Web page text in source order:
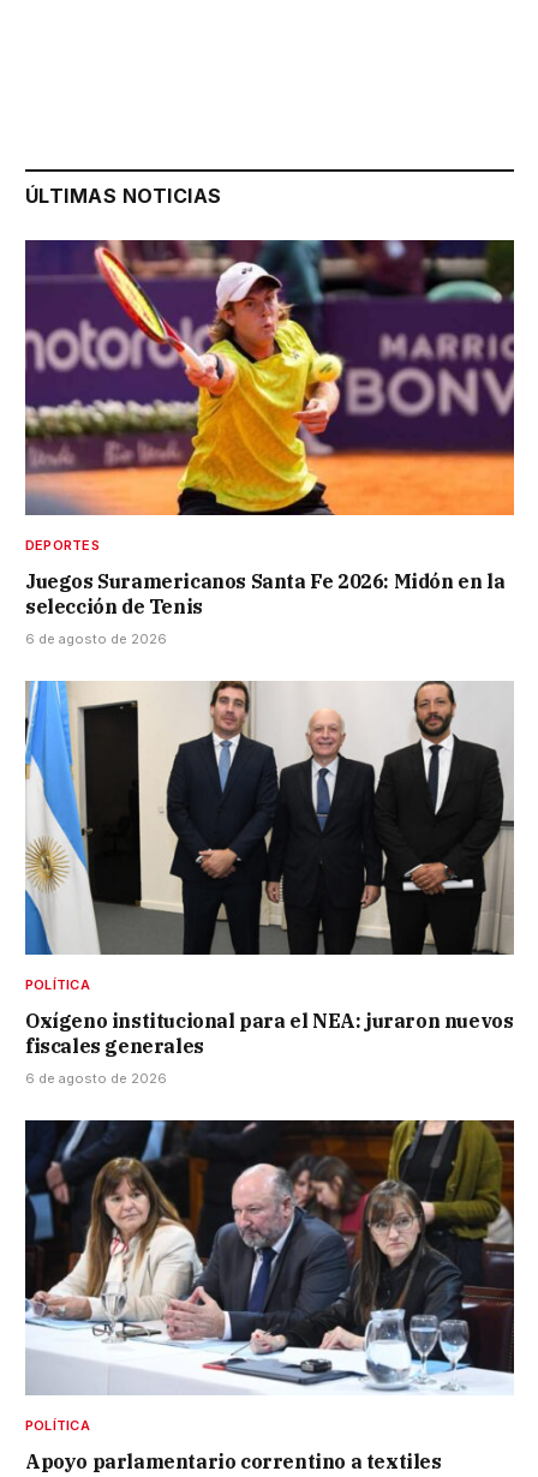
ÚLTIMAS NOTICIAS
DEPORTES
Juegos Suramericanos Santa Fe 2026: Midón en la
selección de Tenis
6 de agosto de 2026
POLÍTICA
Oxígeno institucional para el NEA: juraron nuevos
fiscales generales
6 de agosto de 2026
POLÍTICA
Apoyo parlamentario correntino a textiles